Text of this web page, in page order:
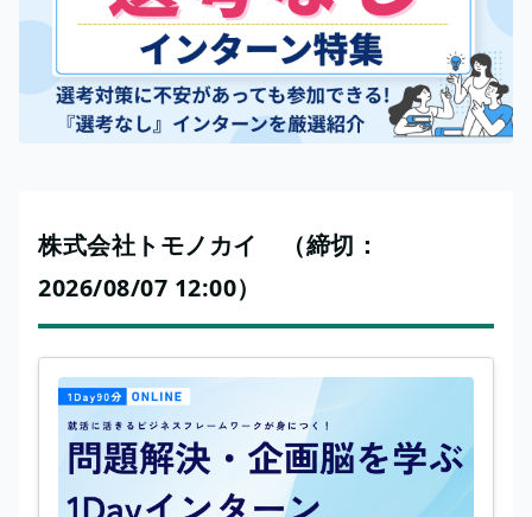
株式会社トモノカイ （締切：
2026/08/07 12:00）